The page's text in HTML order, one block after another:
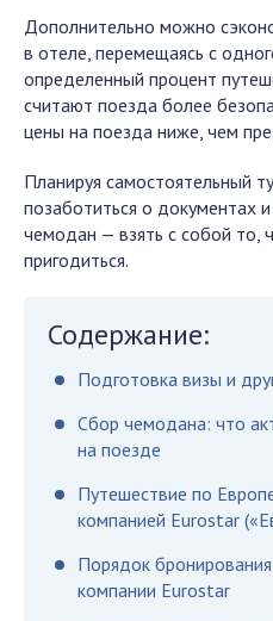
Дополнительно можно
в отеле, перемещаясь с
определенный процент
считают поезда более
цены на поезда ниже, чем
Планируя самостоятельный
позаботиться о документах
чемодан — взять с собой то,
пригодиться.
Содержание:
Подготовка визы и
Сбор чемодана: что
на поезде
Путешествие по
компанией Eurostar
Порядок
компании Eurostar